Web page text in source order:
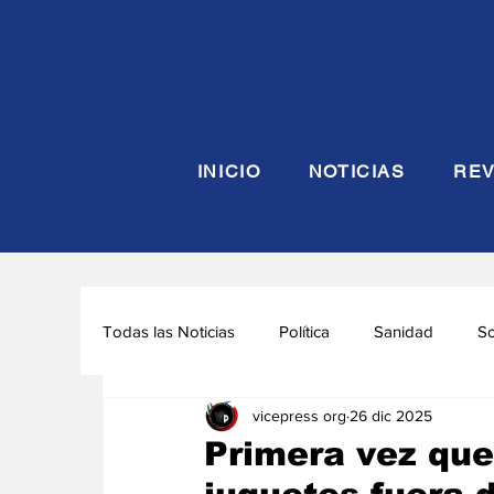
INICIO NOTICIAS
Todas las Noticias Política Sanidad
Seguridad y Defensa Turismo
Primera vez
vicepress org 26 dic 2025